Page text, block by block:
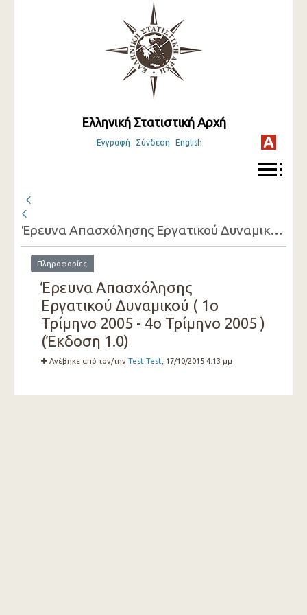
Ελληνική Στατιστική Αρχή
Εγγραφή Σύνδεση English
Έρευνα Απασχόλησης Εργατικού Δυναμικού ( 1ο Τρίμηνο 2005 - 4ο Τρίμηνο 2005 )
Πληροφορίες
Έρευνα Απασχόλησης
Εργατικού Δυναμικού ( 1ο
Τρίμηνο 2005 - 4ο Τρίμηνο 2005 )
(Έκδοση 1.0)
Ανέβηκε από τον/την Test Test , 17/10/2015 4:13 μμ